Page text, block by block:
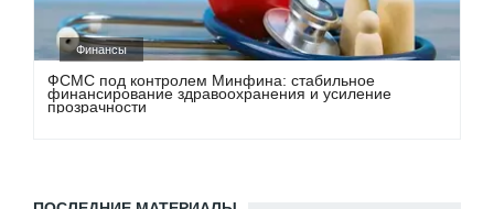
Финансы
ФСМС под контролем Минфина: стабильное
финансирование здравоохранения и усиление
прозрачности